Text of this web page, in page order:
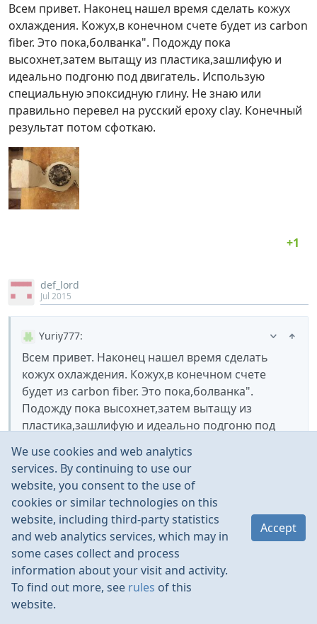
Всем привет. Наконец нашел время сделать кожух
охлаждения. Кожух,в конечном счете будет из carbon
fiber. Это пока,болванка". Подожду пока
высохнет,затем вытащу из пластика,зашлифую и
идеально подгоню под двигатель. Использую
специальную эпоксидную глину. Не знаю или
правильно перевел на русский epoxy clay. Конечный
результат потом сфоткаю.
def_lord
Jul 2015
Yuriy777:
Всем привет. Наконец нашел время сделать
кожух охлаждения. Кожух,в конечном счете
будет из carbon fiber. Это пока,болванка".
Подожду пока высохнет,затем вытащу из
пластика,зашлифую и идеально подгоню под
глину. Не знаю или правильно перевел на
русский epoxy clay. Конечный результат потом
сфоткаю.
Супер, ждем конечного результата😃по поводу
перевода, правильно будет эпоксидный клей или
просто эпоксидка😃
We use cookies and web analytics
services. By continuing to use our
website, you consent to the use of
cookies or similar technologies on this
website, including third-party statistics
and web analytics services, which may in
some cases collect and process
information about your visit and activity.
To find out more, see rules of this
website.
Accept